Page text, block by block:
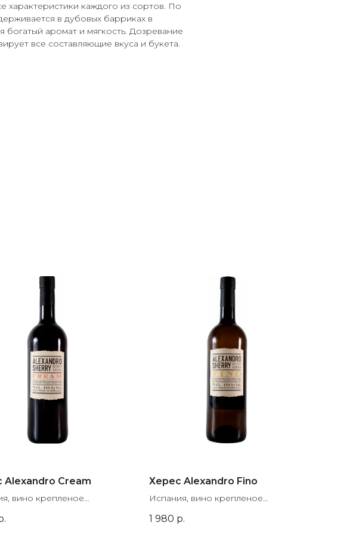
характеристики каждого из сортов. По
в дубовых барриках в
богатый аромат и мягкость. Дозревание
все составляющие вкуса и букета.
Alexandro Cream
вино крепленое
Херес Alexandro Fino
Испания, вино крепленое
1 980 р.